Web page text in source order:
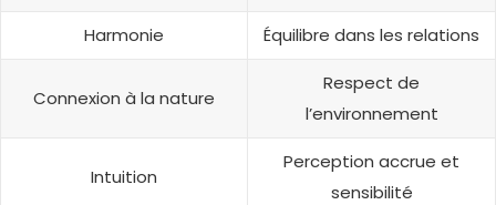
Harmonie Équilibre dans les relations
Connexion à la nature
Respect de
l’environnement
Intuition
Perception accrue et
sensibilité